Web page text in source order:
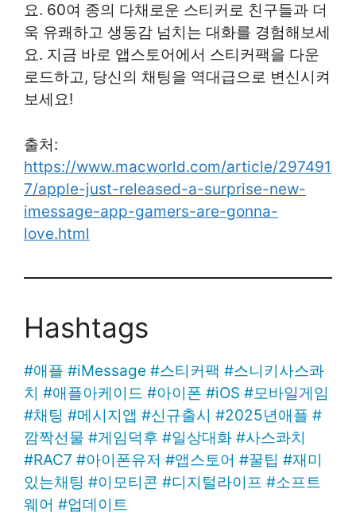
요. 60여 종의 다채로운 스티커로 친구들과 더
욱 유쾌하고 생동감 넘치는 대화를 경험해보세
요. 지금 바로 앱스토어에서 스티커팩을 다운
로드하고, 당신의 채팅을 역대급으로 변신시켜
보세요!
출처:
https://www.macworld.com/article/297491
7/apple-just-released-a-surprise-new-
imessage-app-gamers-are-gonna-
love.html
Hashtags
#애플 #iMessage #스티커팩 #스니키사스콰
치 #애플아케이드 #아이폰 #iOS #모바일게임
#채팅 #메시지앱 #신규출시 #2025년애플 #
깜짝선물 #게임덕후 #일상대화 #사스콰치
#RAC7 #아이폰유저 #앱스토어 #꿀팁 #재미
있는채팅 #이모티콘 #디지털라이프 #소프트
웨어 #업데이트